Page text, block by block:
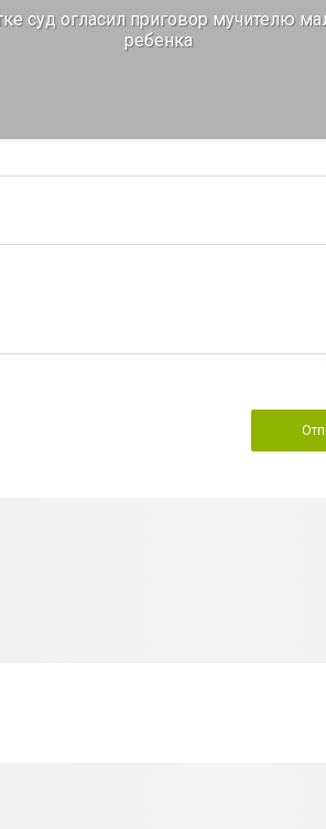
суд огласил приговор мучителю
ребенка